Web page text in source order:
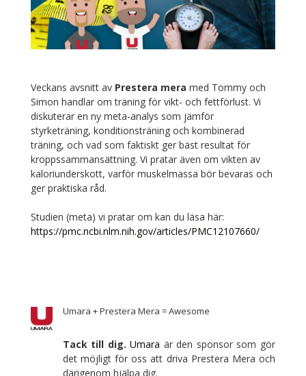
Veckans avsnitt av Prestera mera med Tommy och
Simon handlar om träning för vikt- och fettförlust. Vi
diskuterar en ny meta-analys som jämför
styrketräning, konditionsträning och kombinerad
träning, och vad som faktiskt ger bäst resultat för
kroppssammansättning. Vi pratar även om vikten av
kaloriunderskott, varför muskelmassa bör bevaras och
ger praktiska råd.
Studien (meta) vi pratar om kan du läsa här:
https://pmc.ncbi.nlm.nih.gov/articles/PMC12107660/
Umara + Prestera Mera = Awesome
Tack till dig. Umara är den sponsor som gör
det möjligt för oss att driva Prestera Mera och
därigenom hjälpa dig.